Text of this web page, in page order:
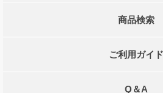
商品検索
ご利用ガイド
Q＆A